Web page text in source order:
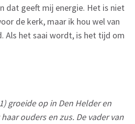
dat geeft mij energie. Het is niet
de kerk, maar ik hou wel van
Als het saai wordt, is het tijd om
groeide op in Den Helder en
ouders en zus. De vader van